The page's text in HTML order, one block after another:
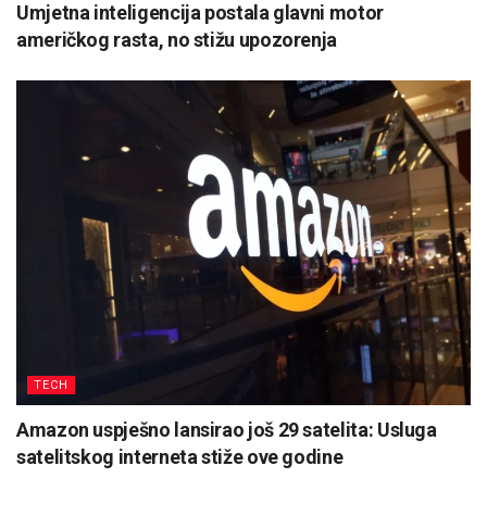
Umjetna inteligencija postala glavni motor
američkog rasta, no stižu upozorenja
TECH
Amazon uspješno lansirao još 29 satelita: Usluga
satelitskog interneta stiže ove godine